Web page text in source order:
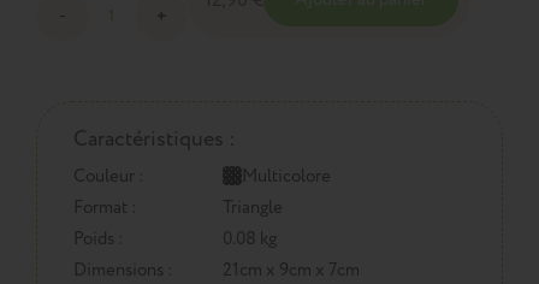
Caractéristiques :
Couleur :
Multicolore
Format :
Triangle
Poids :
0.08 kg
Dimensions :
21cm x 9cm x 7cm